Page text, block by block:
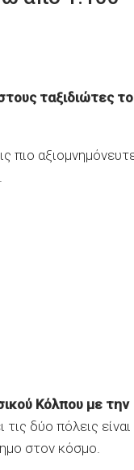
ταξιδιώτες το
πιο
.
Κόλπου με την
δύο πόλεις είναι
στον κόσμο.